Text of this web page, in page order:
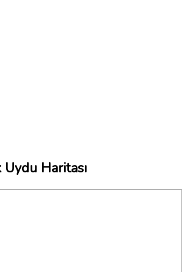
Uydu Haritası